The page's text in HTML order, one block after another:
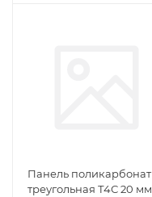
Панель поликарбонат
треугольная Т4С 20 мм